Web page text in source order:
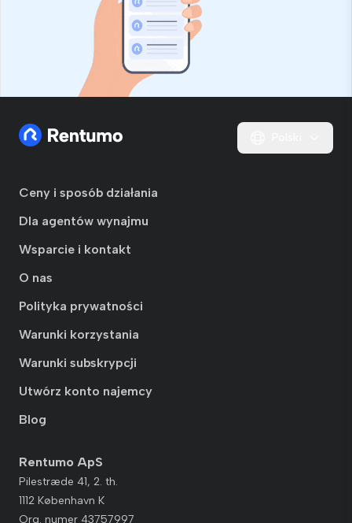
Ceny i sposób działania
Dla agentów wynajmu
Wsparcie i kontakt
O nas
Polityka prywatności
Warunki korzystania
Warunki subskrypcji
Utwórz konto najemcy
Blog
Rentumo ApS
Pilestræde 41, 2. th.
1112 København K
Org. numer 43757997